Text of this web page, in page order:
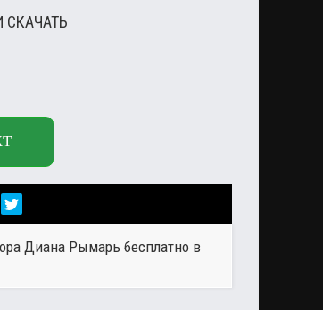
СКАЧАТЬ
Диана Рымарь бесплатно в